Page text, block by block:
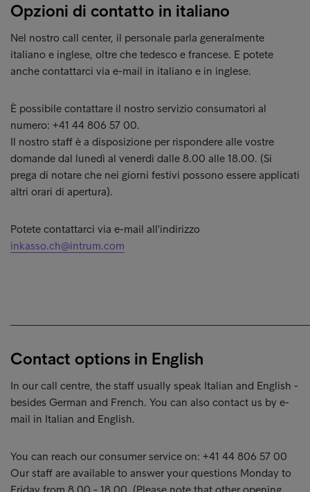
Opzioni di contatto in italiano
Nel nostro call center, il personale parla generalmente
italiano e inglese, oltre che tedesco e francese. E potete
anche contattarci via e-mail in italiano e in inglese.
È possibile contattare il nostro servizio consumatori al
numero: +41 44 806 57 00.
Il nostro staff è a disposizione per rispondere alle vostre
domande dal lunedì al venerdì dalle 8.00 alle 18.00. (Si
prega di notare che nei giorni festivi possono essere applicati
altri orari di apertura).
Potete contattarci via e-mail all'indirizzo
inkasso.ch@intrum.com
Contact options in English
In our call centre, the staff usually speak Italian and English -
besides German and French. You can also contact us by e-
mail in Italian and English.
You can reach our consumer service on: +41 44 806 57 00
Our staff are available to answer your questions Monday to